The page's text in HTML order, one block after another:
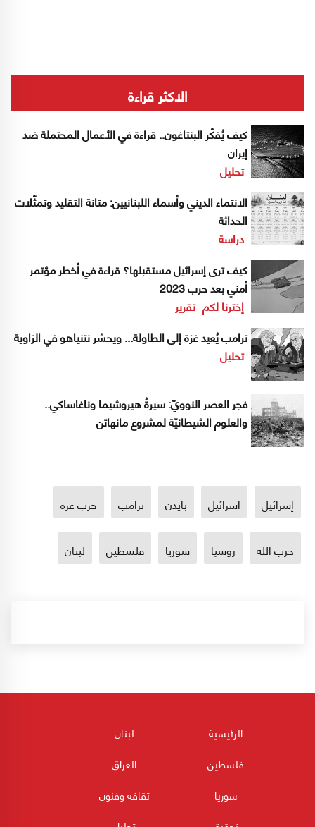
الاكثر قراءة
كيف يُفكّر البنتاغون.. قراءة في الأعمال المحتملة ضد
إيران
تحليل
الانتماء الديني وأسماء اللبنانيين: متانة التقليد وتمثّلات
الحداثة
دراسة
كيف ترى إسرائيل مستقبلها؟ قراءة في أخطر مؤتمر
أمني بعد حرب 2023
إخترنا لكم تقرير
ترامب يُعيد غزة إلى الطاولة... ويحشر نتنياهو في الزاوية
تحليل
فجر العصر النوويّ: سيرةُ هيروشيما وناغاساكي..
والعلوم الشيطانيّة لمشروع مانهاتن
إسرائيل اسرائيل بايدن ترامب حرب غزة
حزب الله روسيا سوريا فلسطين لبنان
الرئيسية
لبنان
فلسطين
العراق
سوريا
ثقافه وفنون